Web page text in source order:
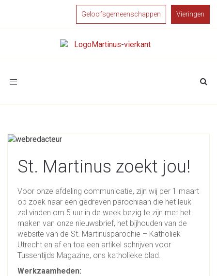
Geloofsgemeenschappen Vieringen
Toggle
St. Martinus zoekt jou!
Voor onze afdeling communicatie, zijn wij per 1 maart
op zoek naar een gedreven parochiaan die het leuk
zal vinden om 5 uur in de week bezig te zijn met het
maken van onze nieuwsbrief, het bijhouden van de
website van de St. Martinusparochie – Katholiek
Utrecht en af en toe een artikel schrijven voor
Tussentijds Magazine, ons katholieke blad.
Werkzaamheden: